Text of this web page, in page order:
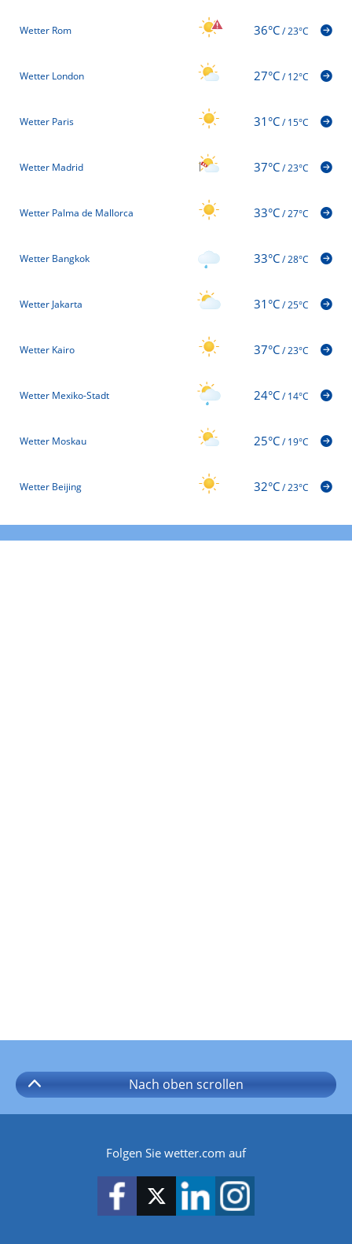
Wetter Rom 36°C/23°C
Wetter London 27°C/12°C
Wetter Paris 31°C/15°C
Wetter Madrid 37°C/23°C
Wetter Palma de Mallorca 33°C/27°C
Wetter Bangkok 33°C/28°C
Wetter Jakarta 31°C/25°C
Wetter Kairo 37°C/23°C
Wetter Mexiko-Stadt 24°C/14°C
Wetter Moskau 25°C/19°C
Wetter Beijing 32°C/23°C
Nach oben scrollen
Folgen Sie wetter.com auf